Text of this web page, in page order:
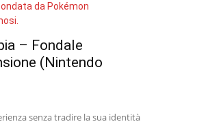
– Fondale
(Nintendo
senza tradire la sua identità